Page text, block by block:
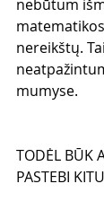
nebūtum
nereikštų.
mumyse.
TODĖL BŪK
PASTEBI